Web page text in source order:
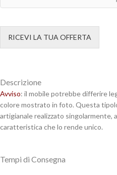
RICEVI LA TUA OFFERTA
Descrizione
Avviso: il mobile potrebbe differire
colore mostrato in foto. Questa
artigianale realizzato singolarmente,
caratteristica che lo rende unico.
Tempi di Consegna